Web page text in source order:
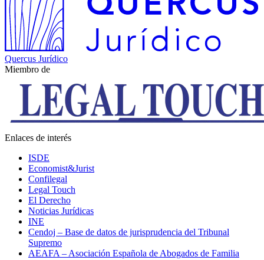
Quercus Jurídico
Miembro de
Enlaces de interés
ISDE
Economist&Jurist
Confilegal
Legal Touch
El Derecho
Noticias Jurídicas
INE
Cendoj – Base de datos de jurisprudencia del Tribunal
Supremo
AEAFA – Asociación Española de Abogados de Familia